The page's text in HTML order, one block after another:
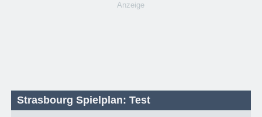
Anzeige
Strasbourg Spielplan: Test